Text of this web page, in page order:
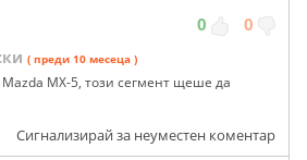
0 0
( преди 10 месеца )
MX-5, този сегмент щеше да
Сигнализирай за неуместен коментар